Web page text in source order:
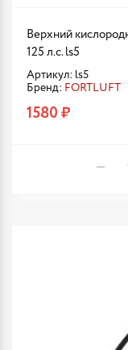
Верхний
125 л.с. ls5
Артикул: ls5
Бренд: FORTLUFT
1580 ₽